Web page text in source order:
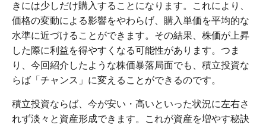
きには少しだけ購入することになります。これにより、
価格の変動による影響をやわらげ、購入単価を平均的な
水準に近づけることができます。その結果、株価が上昇
した際に利益を得やすくなる可能性があります。つま
り、今回紹介したような株価暴落局面でも、積立投資な
らば「チャンス」に変えることができるのです。
積立投資ならば、今が安い・高いといった状況に左右さ
れず淡々と資産形成できます。これが資産を増やす秘訣